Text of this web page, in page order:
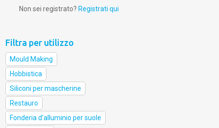
Non sei registrato? Registrati qui
Filtra per utilizzo
Mould Making
Hobbistica
Siliconi per mascherine
Restauro
Fonderia d'alluminio per suole